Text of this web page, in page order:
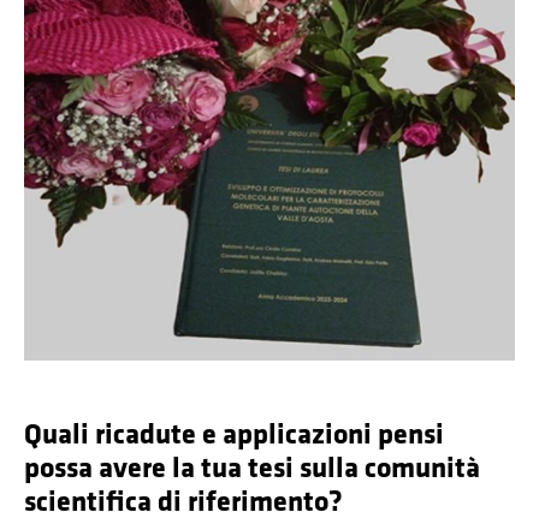
Quali ricadute e applicazioni pensi
possa avere la tua tesi sulla comunità
scientifica di riferimento?